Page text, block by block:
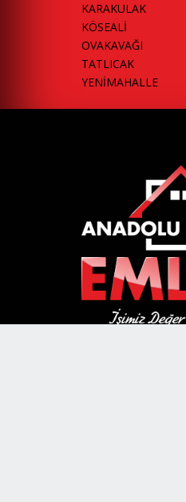
KARAKULAK
KÖSEALİ
OVAKAVAĞI
TATLICAK
YENİMAHALLE